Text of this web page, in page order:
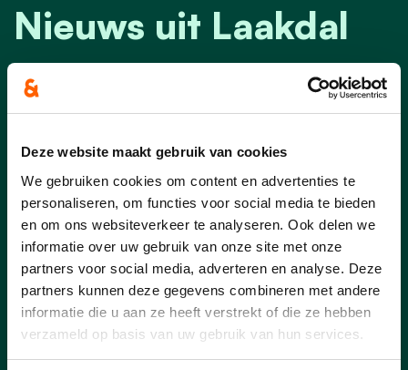
Deze website maakt gebruik van cookies
We gebruiken cookies om content en advertenties te
personaliseren, om functies voor social media te bieden
en om ons websiteverkeer te analyseren. Ook delen we
informatie over uw gebruik van onze site met onze
partners voor social media, adverteren en analyse. Deze
partners kunnen deze gegevens combineren met andere
informatie die u aan ze heeft verstrekt of die ze hebben
verzameld op basis van uw gebruik van hun services.
Nieuws uit Laakdal
27/07/26